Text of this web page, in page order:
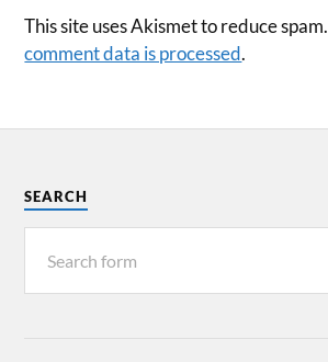
This site uses Akismet to reduce spam.
comment data is processed.
SEARCH